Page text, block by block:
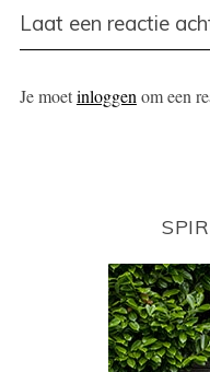
Laat een reactie
Je moetinloggenom een